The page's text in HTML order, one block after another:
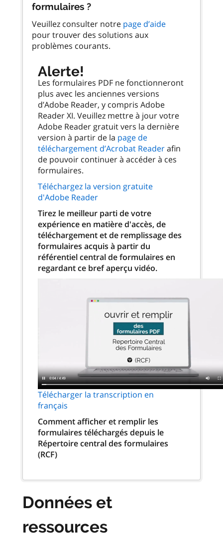
formulaires ?
Veuillez consulter notre page d’aide
pour trouver des solutions aux
problèmes courants.
Alerte!
Les formulaires PDF ne fonctionneront
plus avec les anciennes versions
d’Adobe Reader, y compris Adobe
Reader XI. Veuillez mettre à jour votre
Adobe Reader gratuit vers la dernière
version à partir de la page de
téléchargement d’Acrobat Readerafin
de pouvoir continuer à accéder à ces
formulaires.
Téléchargez la version gratuite
d'Adobe Reader
Tirez le meilleur parti de votre
expérience en matière d'accès, de
téléchargement et de remplissage des
formulaires acquis à partir du
référentiel central de formulaires en
regardant ce bref aperçu vidéo.
Télécharger la transcription en
français
Comment afficher et remplir les
formulaires téléchargés depuis le
Répertoire central des formulaires
(RCF)
Données et
ressources